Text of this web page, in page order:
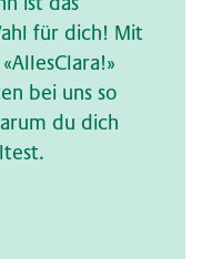
für dich! Mit
bei uns so
du dich